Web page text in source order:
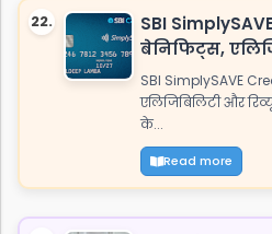
22.
SBI
बेनिफिट्स,
SBI SimplySAVE
एलिजिबिलिटी और
के...
Read more